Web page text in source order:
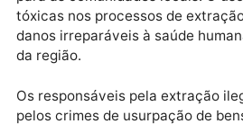
R$ 2 milhões. Além disso,
em outras 18 dragas e
a conformidade das
com a legislação ambiental